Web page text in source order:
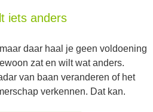
iets anders
daar haal je geen voldoening
zat en wilt wat anders.
van baan veranderen of het
verkennen. Dat kan.